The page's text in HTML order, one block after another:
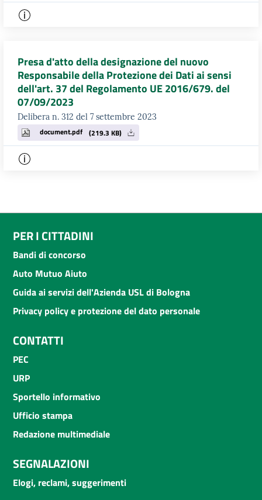
Presa d'atto della designazione del nuovo
Responsabile della Protezione dei Dati ai sensi
dell'art. 37 del Regolamento UE 2016/679. del
07/09/2023
Delibera n. 312 del 7 settembre 2023
document.pdf (219.3 KB)
PER I CITTADINI
Bandi di concorso
Auto Mutuo Aiuto
Guida ai servizi dell'Azienda USL di Bologna
Privacy policy e protezione del dato personale
CONTATTI
PEC
URP
Sportello informativo
Ufficio stampa
Redazione multimediale
SEGNALAZIONI
Elogi, reclami, suggerimenti